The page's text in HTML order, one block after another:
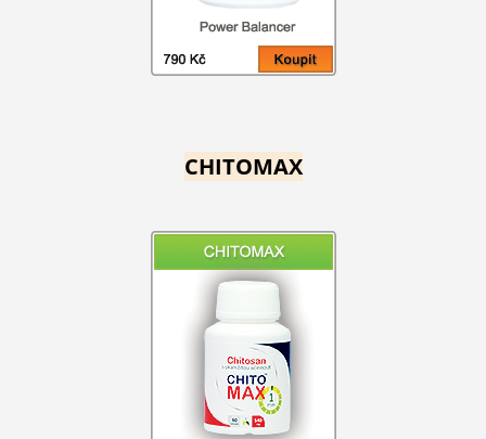
CHITOMAX